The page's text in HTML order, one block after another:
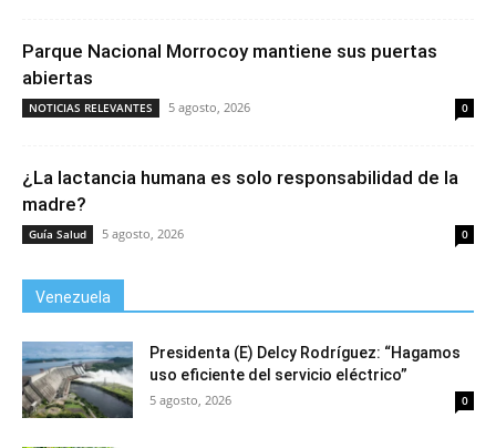
Parque Nacional Morrocoy mantiene sus puertas
abiertas
NOTICIAS RELEVANTES 5 agosto, 2026 0
¿La lactancia humana es solo responsabilidad de la
madre?
Guía Salud 5 agosto, 2026 0
Venezuela
Presidenta (E) Delcy Rodríguez: “Hagamos
uso eficiente del servicio eléctrico”
5 agosto, 2026 0